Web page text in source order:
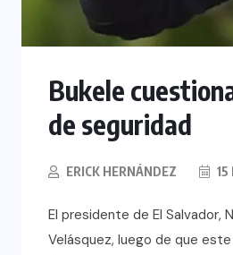
Bukele
de seguridad
ERICK HERNÁNDEZ 15
El presidente de El Salvador,
Velásquez, luego de que